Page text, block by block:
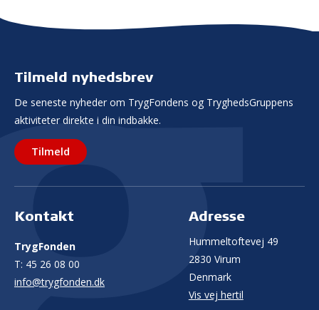
Tilmeld nyhedsbrev
De seneste nyheder om TrygFondens og TryghedsGruppens
aktiviteter direkte i din indbakke.
Tilmeld
Kontakt
TrygFonden
T: 45 26 08 00
info@trygfonden.dk
Adresse
Hummeltoftevej 49
2830 Virum
Denmark
Vis vej hertil